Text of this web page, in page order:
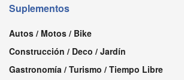
Suplementos
Autos / Motos / Bike
Construcción / Deco / Jardín
Gastronomía / Turismo / Tiempo Libre